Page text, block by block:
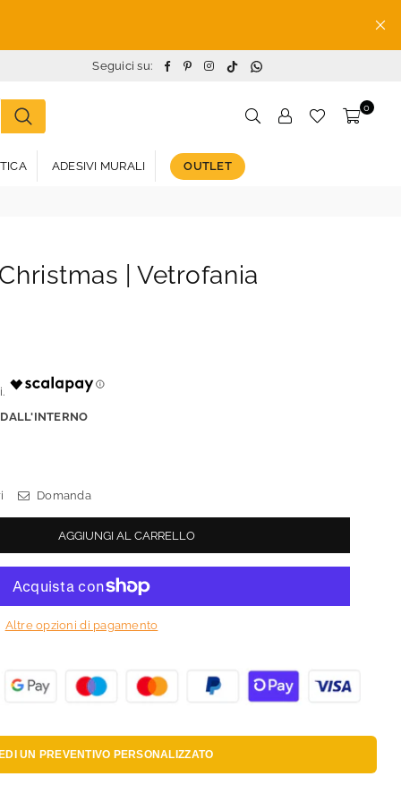
Seguici su: Facebook
PinterestInstagram
TikTokWhatsapp
0
ADESIVI MURALI OUTLET
| Vetrofania
DALL'INTERNO
Domanda
AGGIUNGI AL CARRELLO
Altre opzioni di pagamento
UN PREVENTIVO PERSONALIZZATO